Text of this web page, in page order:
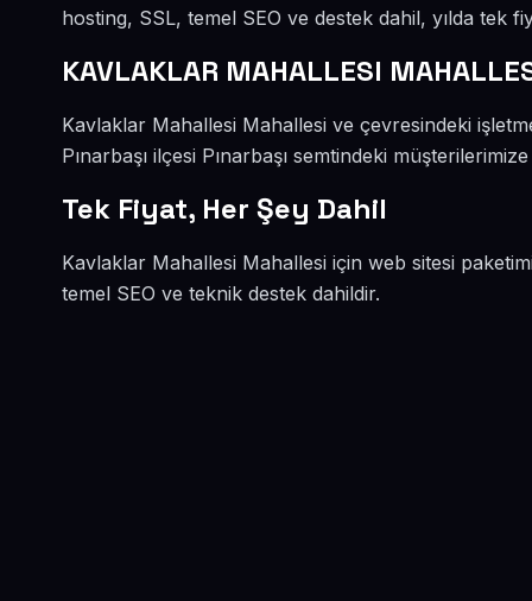
hosting, SSL, temel SEO ve destek dahil, yılda tek
KAVLAKLAR MAHALLESI
Kavlaklar Mahallesi Mahallesi ve çevresindeki
Pınarbaşı ilçesi Pınarbaşı semtindeki
Tek Fiyat, Her Şey Dahil
Kavlaklar Mahallesi Mahallesi için web sitesi
temel SEO ve teknik destek dahildir.